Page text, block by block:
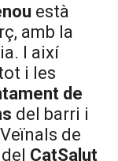
està
amb la
I així
i les
de
del barri i
de
CatSalut